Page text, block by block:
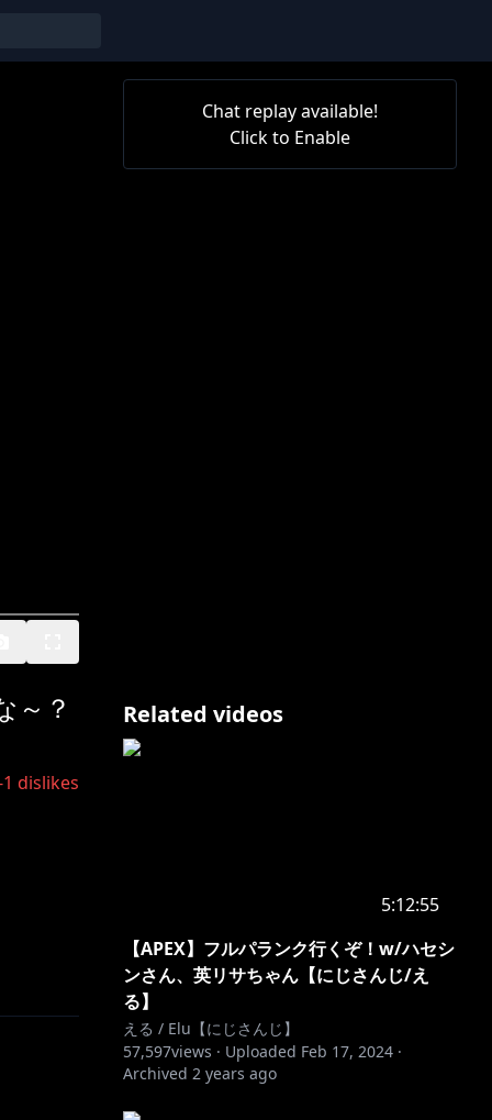
Chat replay available!
Click to Enable
～？
dislikes
Related videos
5:12:55
【APEX】フルパランク行くぞ！w/ハセシ
ンさん、英リサちゃん【にじさんじ/え
る】
える / Elu【にじさんじ】
57,597views · Uploaded Feb 17, 2024 ·
Archived 2 years ago